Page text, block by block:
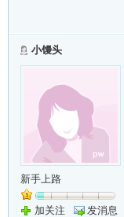
小馒头
新手上路
加关注 发消息